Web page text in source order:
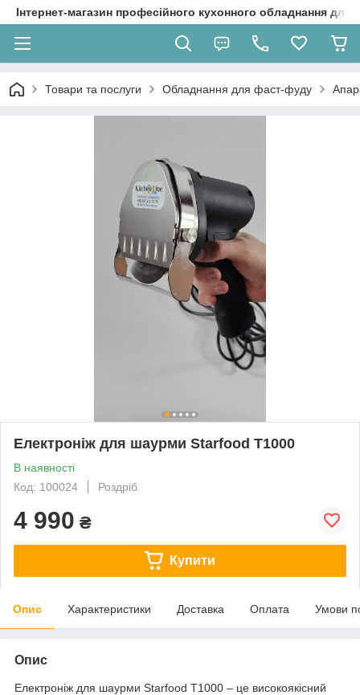
Інтернет-магазин професійного кухонного обладнання
Товари та послуги Обладнання для фаст-фуду
Електроніж для шаурми Starfood T1000
В наявності
Код: 100024
Роздріб
4 990 ₴
Купити
Опис Характеристики Доставка Оплата Умови
Опис
Електроніж для шаурми Starfood T1000 – це високоякісний